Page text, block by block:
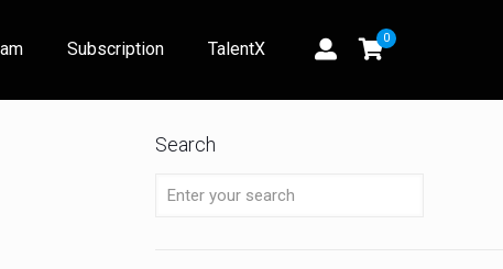
Subscription TalentX
0
Search